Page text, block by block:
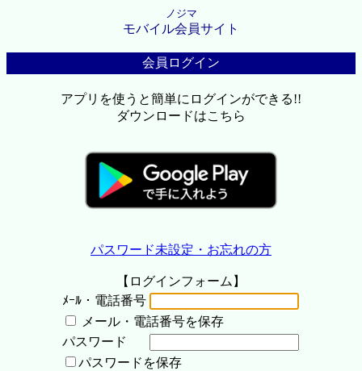
ノジマ
モバイル会員サイト
会員ログイン
アプリを使うと簡単にログインができる!!
ダウンロードはこちら
パスワード未設定・お忘れの方
【ログインフォーム】
ﾒｰﾙ・電話番号
メール・電話番号を保存
パスワード
パスワードを保存